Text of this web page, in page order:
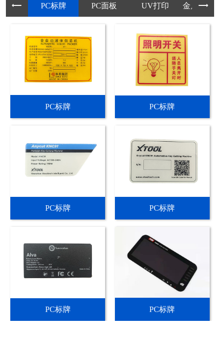
PC标牌 PC面板 UV打印 金属标牌
PC标牌 PC标牌
PC标牌 PC标牌
PC标牌 PC标牌